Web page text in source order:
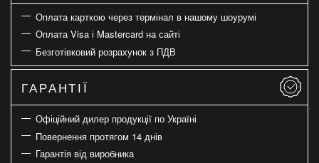
Оплата карткою через термінал в нашому шоурумі
Оплата Visa і Mastercard на сайті
Безготівковий розрахунок з ПДВ
ГАРАНТІЇ
Офіційний дилер продукції по Україні
Повернення протягом 14 днів
Гарантія від виробника